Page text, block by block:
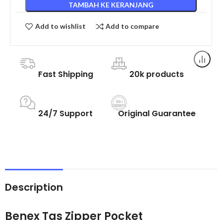
TAMBAH KE KERANJANG
Add to wishlist Add to compare
Fast Shipping 20k products
24/7 Support Original Guarantee
Description
Benex Tas Zipper Pocket